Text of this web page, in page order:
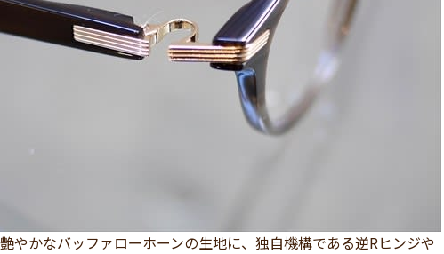
やかなバッファローホーンの生地に、独自機構である逆Rヒンジや